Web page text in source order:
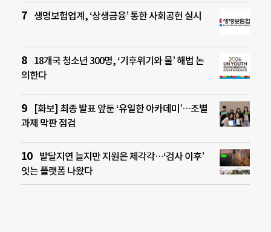
생명보험업계, ‘상생금융’ 통한 사회공헌 실시
18개국 청소년 300명, ‘기후위기와 물’ 해법 논
의한다
[화보] 최종 발표 앞둔 ‘유일한 아카데미’…조별
과제 막판 점검
발달지연 늘지만 지원은 제각각…‘검사 이후’
잇는 플랫폼 나왔다